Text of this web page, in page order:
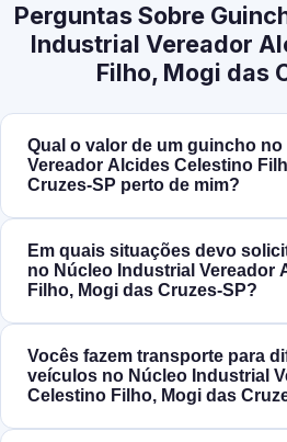
Perguntas Sobre
Industrial Vereador
Filho, Mogi das
Qual o valor de um guincho no
Vereador Alcides Celestino
Cruzes‑SP perto de mim?
Em quais situações devo
no Núcleo Industrial Vereador
Filho, Mogi das Cruzes‑SP?
Vocês fazem transporte para
veículos no Núcleo Industrial
Celestino Filho, Mogi das